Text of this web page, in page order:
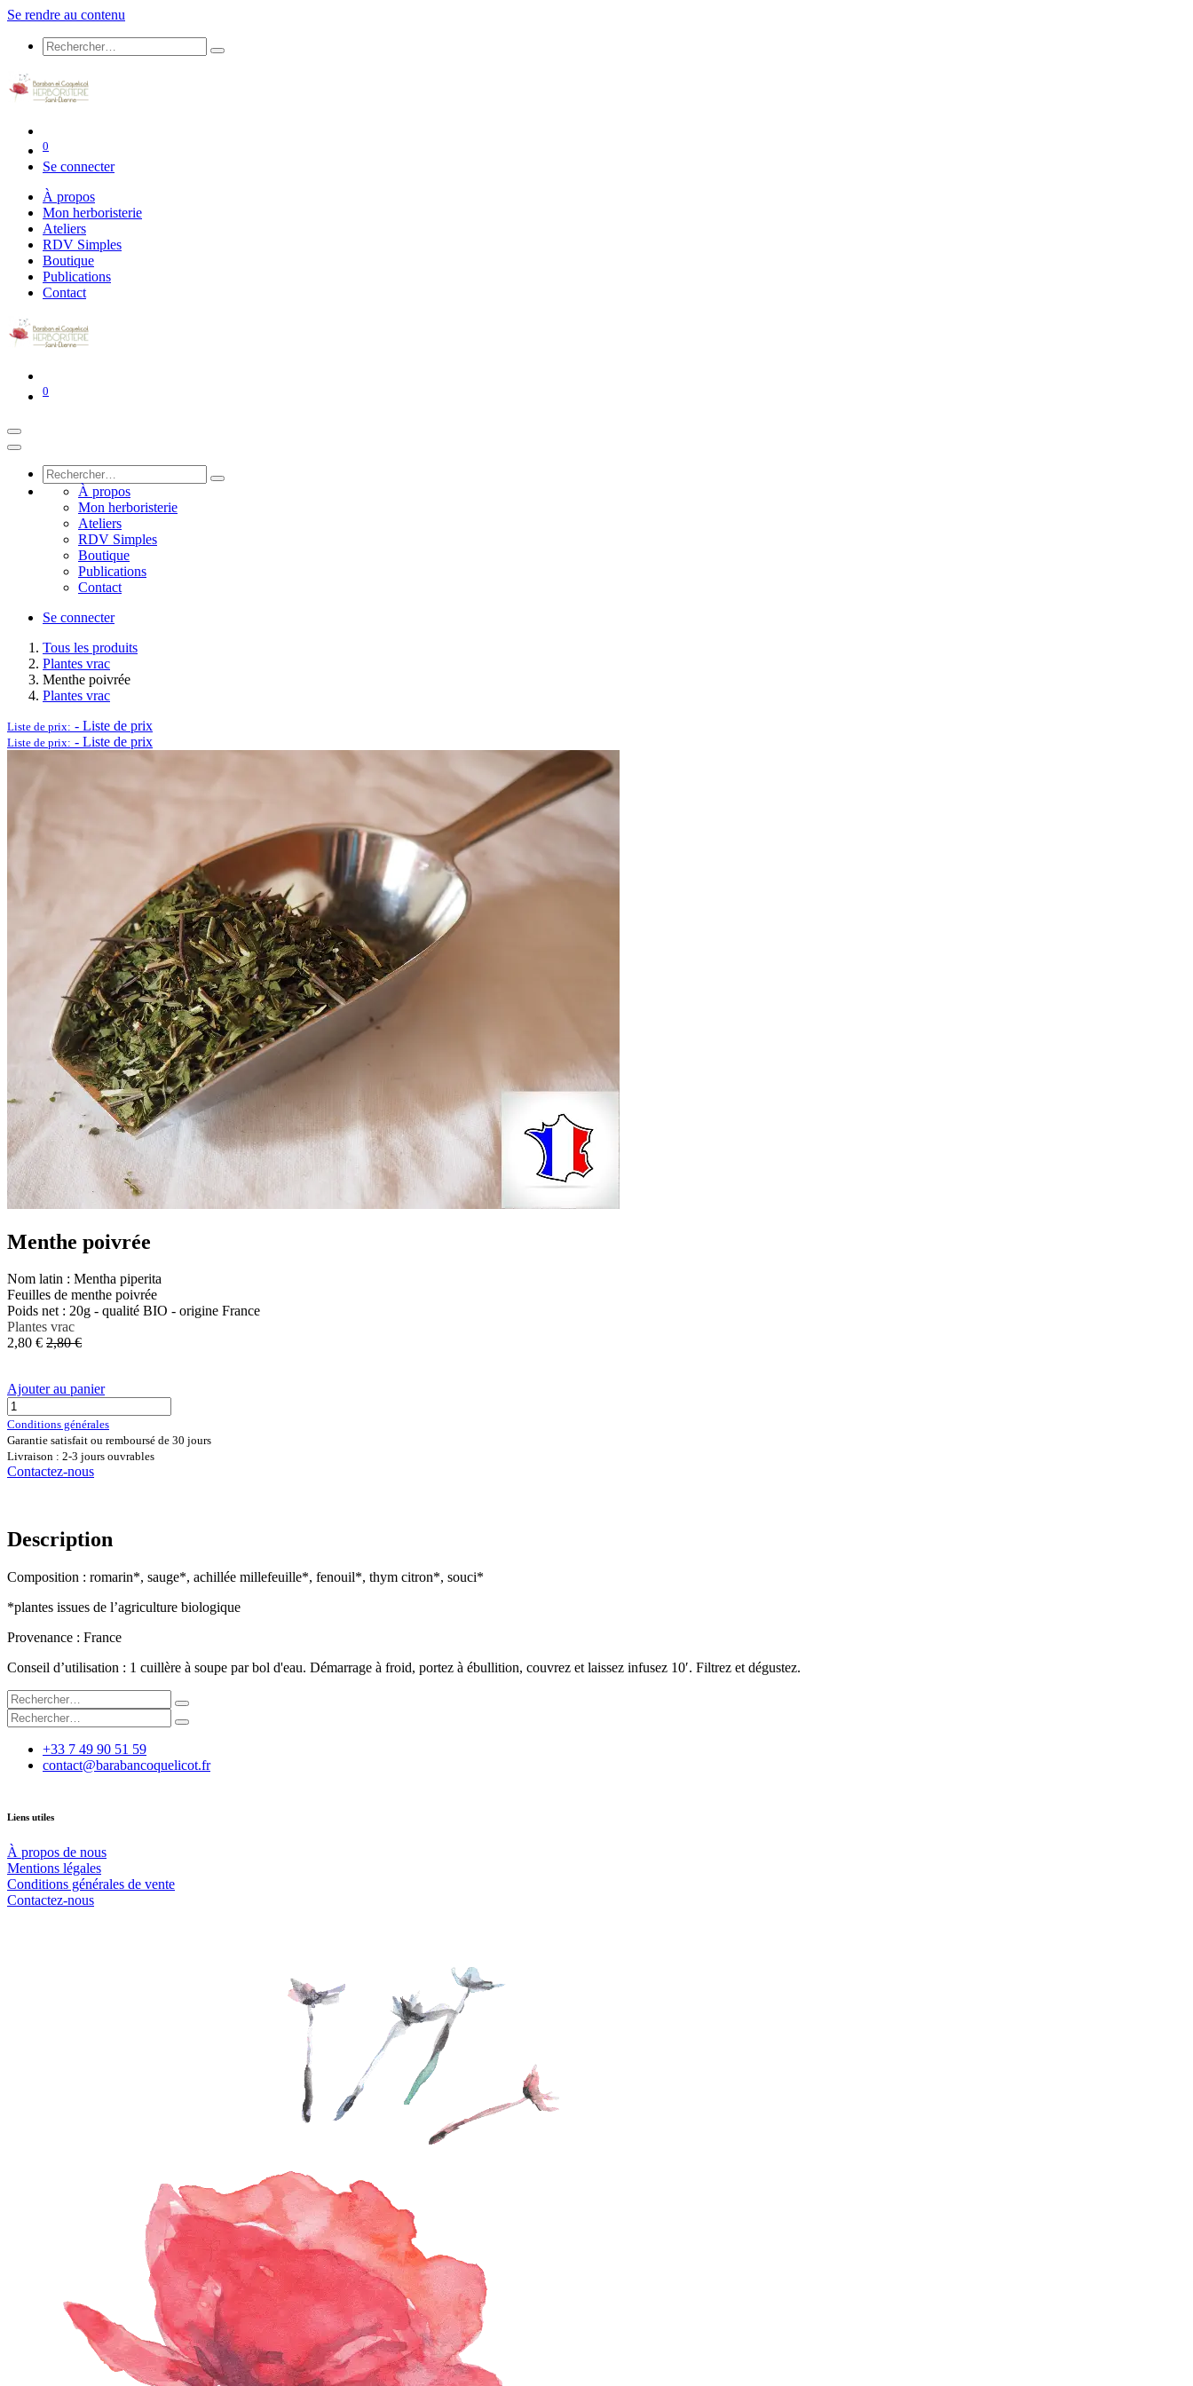
Se rendre au contenu
0
Se connecter
À propos
Mon herboristerie
Ateliers
RDV Simples
Boutique
Publications
Contact
0
À propos
Mon herboristerie
Ateliers
RDV Simples
Boutique
Publications
Contact
Se connecter
Tous les produits
Plantes vrac
Menthe poivrée
Plantes vrac
Liste de prix: - Liste de prix
Liste de prix: - Liste de prix
Menthe poivrée
Nom latin : Mentha piperita
Feuilles de menthe poivrée
Poids net : 20g - qualité BIO - origine France
Plantes vrac
2,80 € 2,80€
Ajouter au panier
Conditions générales
Garantie satisfait ou remboursé de 30 jours
Livraison : 2-3 jours ouvrables
Contactez-nous
Description
Composition : romarin*, sauge*, achillée millefeuille*, fenouil*, thym citron*, souci*
*plantes issues de l’agriculture biologique
Provenance : France
Conseil d’utilisation : 1 cuillère à soupe par bol d'eau. Démarrage à froid, portez à ébullition, couvrez et laissez infusez 10′. Filtrez et dégustez.
+33 7 49 90 51 59
contact@barabancoquelicot.fr
Liens utiles
À propos de nous
Mentions légales
Conditions générales de vente
Contactez-nous